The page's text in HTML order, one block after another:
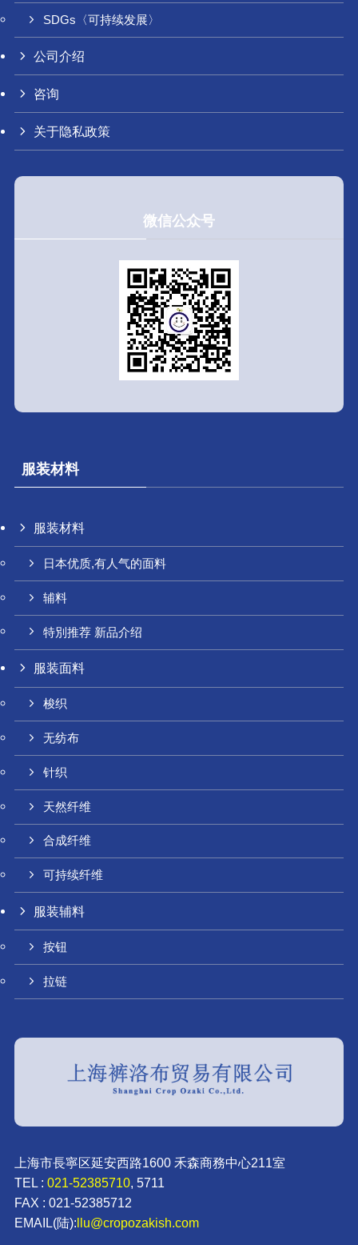
SDGs〈可持续发展〉
公司介绍
咨询
关于隐私政策
微信公众号
服装材料
服装材料
日本优质,有人气的面料
辅料
特別推荐 新品介绍
服装面料
梭织
无纺布
针织
天然纤维
合成纤维
可持续纤维
服装辅料
按钮
拉链
上海市長寧区延安西路1600 禾森商務中心211室
TEL : 021-52385710, 5711
FAX : 021-52385712
EMAIL(陆):llu@cropozakish.com